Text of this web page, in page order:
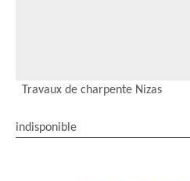
Travaux de charpente Nizas
indisponible